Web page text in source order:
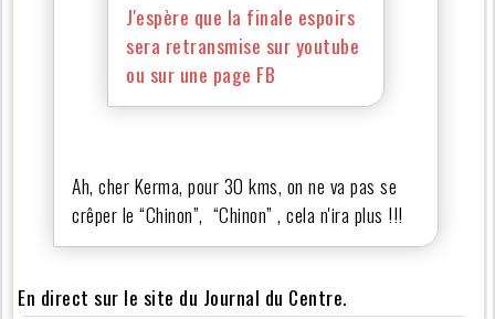
J'espère que la finale espoirs
sera retransmise sur youtube
ou sur une page FB
Ah, cher Kerma, pour 30 kms, on ne va pas se
crêper le “Chinon”, “Chinon” , cela n'ira plus !!!
En direct sur le site du Journal du Centre.